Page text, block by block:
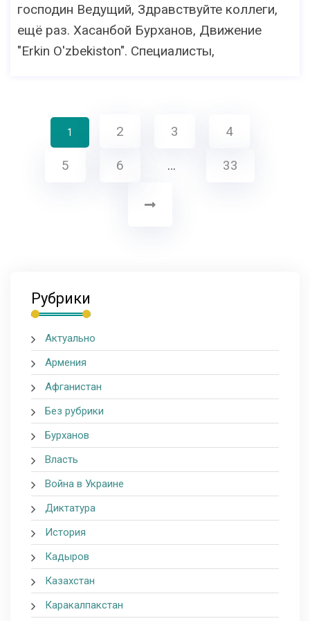
господин Ведущий, Здравствуйте коллеги,
ещё раз. Хасанбой Бурханов, Движение
"Erkin O'zbekiston". Специалисты,
1 2 3 4
5 6 … 33
Рубрики
Актуально
Армения
Афганистан
Без рубрики
Бурханов
Власть
Война в Украине
Диктатура
История
Кадыров
Казахстан
Каракалпакстан